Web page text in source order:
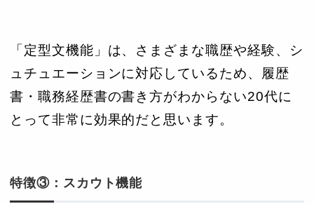
「定型文機能」は、さまざまな職歴や経験、シ
ュチュエーションに対応しているため、履歴
書・職務経歴書の書き方がわからない20代に
とって非常に効果的だと思います。
特徴③：スカウト機能